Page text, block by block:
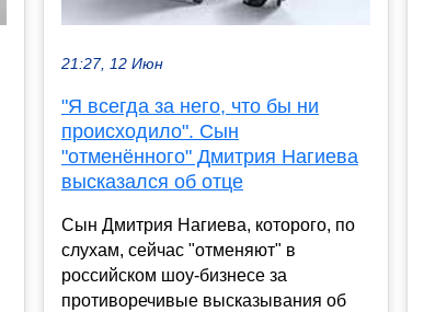
21:27, 12 Июн
"Я всегда за него, что бы ни
происходило". Сын
"отменённого" Дмитрия Нагиева
высказался об отце
Сын Дмитрия Нагиева, которого, по
слухам, сейчас "отменяют" в
российском шоу-бизнесе за
противоречивые высказывания об